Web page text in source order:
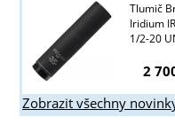
Tlumič
Iridium
1/2-20
2
Zobrazit všechny